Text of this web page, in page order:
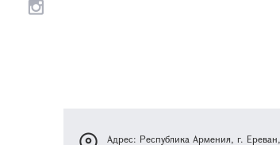
Адрес: Республика Армения, г. Ереван,